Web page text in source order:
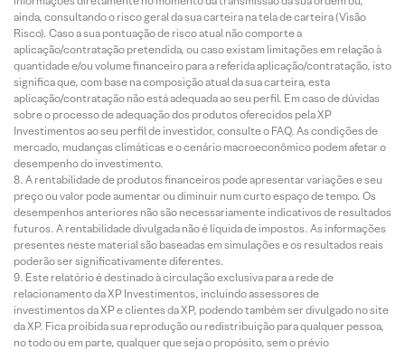
ainda, consultando o risco geral da sua carteira na tela de carteira (Visão
Risco). Caso a sua pontuação de risco atual não comporte a
aplicação/contratação pretendida, ou caso existam limitações em relação à
quantidade e/ou volume financeiro para a referida aplicação/contratação, isto
significa que, com base na composição atual da sua carteira, esta
aplicação/contratação não está adequada ao seu perfil. Em caso de dúvidas
sobre o processo de adequação dos produtos oferecidos pela XP
Investimentos ao seu perfil de investidor, consulte o FAQ. As condições de
mercado, mudanças climáticas e o cenário macroeconômico podem afetar o
desempenho do investimento.
A rentabilidade de produtos financeiros pode apresentar variações e seu
preço ou valor pode aumentar ou diminuir num curto espaço de tempo. Os
desempenhos anteriores não são necessariamente indicativos de resultados
futuros. A rentabilidade divulgada não é líquida de impostos. As informações
presentes neste material são baseadas em simulações e os resultados reais
poderão ser significativamente diferentes.
Este relatório é destinado à circulação exclusiva para a rede de
relacionamento da XP Investimentos, incluindo assessores de
investimentos da XP e clientes da XP, podendo também ser divulgado no site
da XP. Fica proibida sua reprodução ou redistribuição para qualquer pessoa,
no todo ou em parte, qualquer que seja o propósito, sem o prévio